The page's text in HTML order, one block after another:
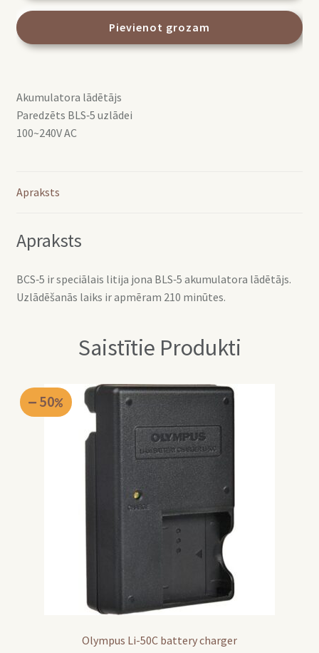
5
lādētājs
Pievienot grozam
Akumulatora lādētājs
Paredzēts BLS‑5 uzlādei
100~240V AC
Apraksts
Apraksts
BCS‑5 ir speciālais litija jona BLS‑5 akumulatora lādētājs.
Uzlādēšanās laiks ir apmēram 210 minūtes.
Saistītie Produkti
Olympus Li-50C battery charger
50